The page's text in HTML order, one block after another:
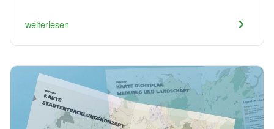
weiterlesen